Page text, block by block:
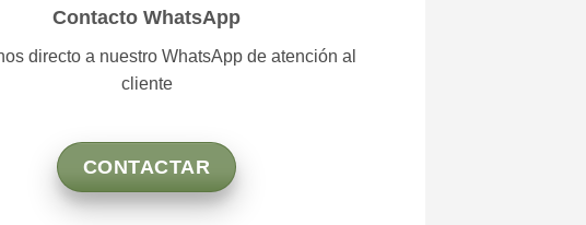
Contacto WhatsApp
directo a nuestro WhatsApp de atención al
cliente
CONTACTAR